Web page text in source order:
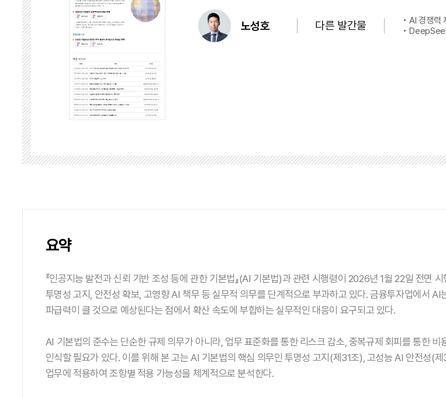
노성호 다른 발간물
AI 경쟁력
요약
『인공지능 발전과 신뢰 기반 조성 등에 관한 기본법』(AI 기본법)과 관련 시행령이 2026년 1월 22일 전면
투명성 고지, 안전성 확보, 고영향 AI 책무 등 실무적 의무를 단계적으로 부과하고 있다. 금융투자업에서
파급력이 클 것으로 예상된다는 점에서 확산 속도에 부합하는 실무적인 대응이 요구되고 있다.
AI 기본법의 준수는 단순한 규제 의무가 아니라, 업무 표준화를 통한 리스크 감소, 중복규제 회피를 통한
인식할 필요가 있다. 이를 위해 본 고는 AI 기본법의 핵심 의무인 투명성 고지(제31조), 고성능 AI 안전성
업무에 적용하여 조항별 적용 가능성을 체계적으로 분석한다.